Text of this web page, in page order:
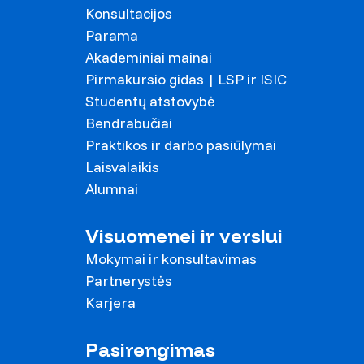
Konsultacijos
Parama
Akademiniai mainai
Pirmakursio gidas | LSP ir ISIC
Studentų atstovybė
Bendrabučiai
Praktikos ir darbo pasiūlymai
Laisvalaikis
Alumnai
Visuomenei ir verslui
Mokymai ir konsultavimas
Partnerystės
Karjera
Pasirengimas